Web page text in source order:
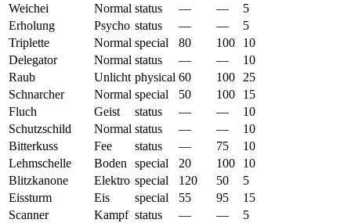
Weichei
Normal status — —
5
Erholung
Psycho status — —
5
Triplette
Normal special 80 100
10
Delegator
Normal status — —
10
Raub
Unlicht physical 60 100
25
Schnarcher
Normal special 50 100
15
Fluch
Geist status — —
10
Schutzschild
Normal status — —
10
Bitterkuss
Fee status — 75
10
Lehmschelle
Boden special 20 100
10
Blitzkanone
Elektro special 120 50
5
Eissturm
Eis special 55 95
15
Scanner
Kampf status — — 5